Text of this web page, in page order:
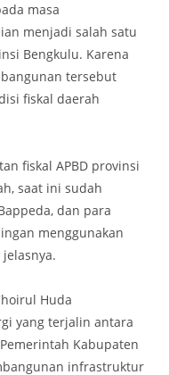
masa
menjadi salah satu
Bengkulu. Karena
tersebut
fiskal daerah
fiskal APBD provinsi
saat ini sudah
dan para
menggunakan
Huda
yang terjalin antara
Kabupaten
infrastruktur